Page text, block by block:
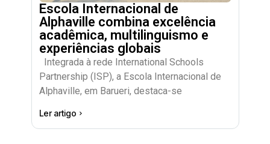
Escola Internacional de
Alphaville combina excelência
acadêmica, multilinguismo e
experiências globais
Integrada à rede International Schools
Partnership (ISP), a Escola Internacional de
Alphaville, em Barueri, destaca-se
Ler artigo